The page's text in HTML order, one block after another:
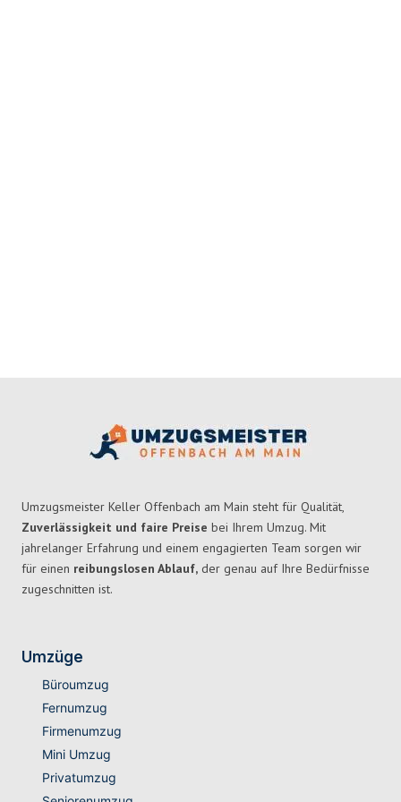
Umzugsmeister Keller Offenbach am Main steht für Qualität,
Zuverlässigkeit und faire Preise bei Ihrem Umzug. Mit
jahrelanger Erfahrung und einem engagierten Team sorgen wir
für einen reibungslosen Ablauf, der genau auf Ihre Bedürfnisse
zugeschnitten ist.
Umzüge
Büroumzug
Fernumzug
Firmenumzug
Mini Umzug
Privatumzug